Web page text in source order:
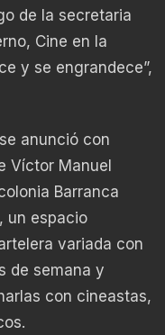
de la secretaria
Cine en la
y se engrandece”,
anunció con
Víctor Manuel
Barranca
un espacio
variada con
de semana y
con cineastas,